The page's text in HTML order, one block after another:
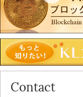
Contact